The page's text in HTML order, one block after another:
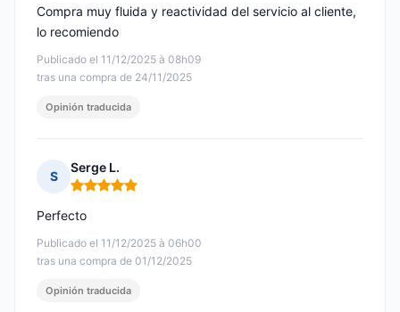
Publicado el 11/12/2025 à 08h09
tras una compra de 24/11/2025
Compra muy fluida y reactividad del servicio al cliente,
lo recomiendo
Opinión traducida
S
Serge L.
Nota: 5 de 5
Publicado el 11/12/2025 à 06h00
tras una compra de 01/12/2025
Perfecto
Opinión traducida